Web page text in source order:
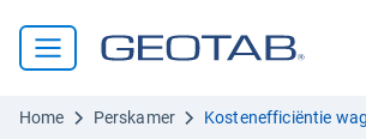
Home Perskamer Kostenefficiëntie